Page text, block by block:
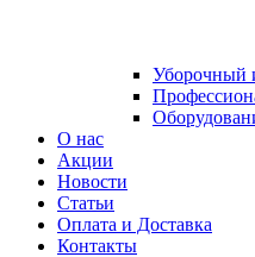
Уборочный
О нас
Акции
Новости
Статьи
Оплата и Доставка
Контакты